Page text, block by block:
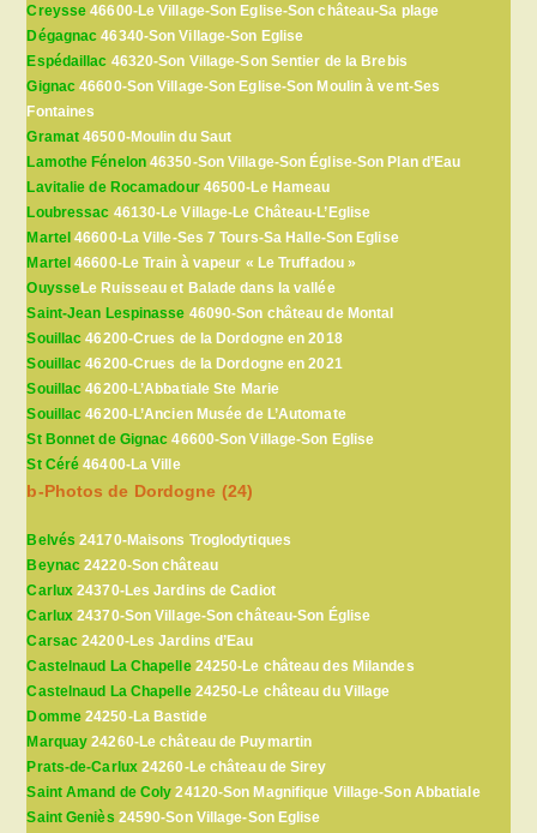
Creysse 46600-Le Village-Son Eglise-Son château-Sa plage
Dégagnac 46340-Son Village-Son Eglise
Espédaillac 46320-Son Village-Son Sentier de la Brebis
Gignac 46600-Son Village-Son Eglise-Son Moulin à vent-Ses
Fontaines
Gramat 46500-Moulin du Saut
Lamothe Fénelon46350-Son Village-Son Église-Son Plan d’Eau
Lavitalie de Rocamadour46500-Le Hameau
Loubressac 46130-Le Village-Le Château-L’Eglise
Martel 46600-La Ville-Ses 7 Tours-Sa Halle-Son Eglise
Martel 46600-Le Train à vapeur « Le Truffadou »
OuysseLe Ruisseau et Balade dans la vallée
Saint-Jean Lespinasse 46090-Son château de Montal
Souillac 46200-Crues de la Dordogne en 2018
Souillac 46200-Crues de la Dordogne en 2021
Souillac 46200-L’Abbatiale Ste Marie
Souillac 46200-L’Ancien Musée de L’Automate
St Bonnet de Gignac 46600-Son Village-Son Eglise
St Céré 46400-La Ville
b-Photos de Dordogne (24)
Belvés 24170-Maisons Troglodytiques
Beynac 24220-Son château
Carlux 24370-Les Jardins de Cadiot
Carlux 24370-Son Village-Son château-Son Église
Carsac 24200-Les Jardins d’Eau
Castelnaud La Chapelle24250-Le château des Milandes
Castelnaud La Chapelle24250-Le château du Village
Domme24250-La Bastide
Marquay 24260-Le château de Puymartin
Prats-de-Carlux24260-Le château de Sirey
Saint Amand de Coly 24120-Son Magnifique Village-Son Abbatiale
Saint Geniès 24590-Son Village-Son Eglise